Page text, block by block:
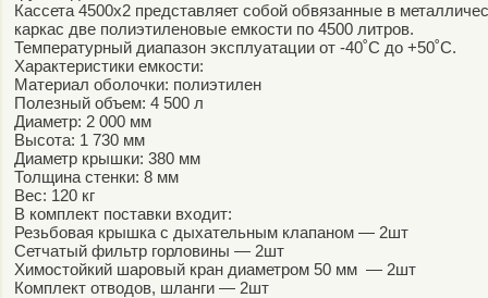
Кассета 4500x2 представляет собой обвязанные в
каркас две полиэтиленовые емкости по 4500 литров.
Температурный диапазон эксплуатации от -40˚С до +50˚С.
Характеристики емкости:
Материал оболочки: полиэтилен
Полезный объем: 4 500 л
Диаметр: 2 000 мм
Высота: 1 730 мм
Диаметр крышки: 380 мм
Толщина стенки: 8 мм
Вес: 120 кг
В комплект поставки входит:
Резьбовая крышка с дыхательным клапаном — 2шт
Сетчатый фильтр горловины — 2шт
Химостойкий шаровый кран диаметром 50 мм — 2шт
Комплект отводов, шланги — 2шт